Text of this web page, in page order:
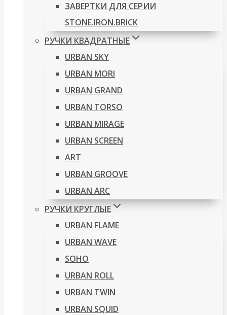
ЗАВЕРТКИ ДЛЯ СЕРИИ
STONE.IRON.BRICK
РУЧКИ КВАДРАТНЫЕ
URBAN SKY
URBAN MORI
URBAN GRAND
URBAN TORSO
URBAN MIRAGE
URBAN SCREEN
ART
URBAN GROOVE
URBAN ARC
РУЧКИ КРУГЛЫЕ
URBAN FLAME
URBAN WAVE
SOHO
URBAN ROLL
URBAN TWIN
URBAN SQUID